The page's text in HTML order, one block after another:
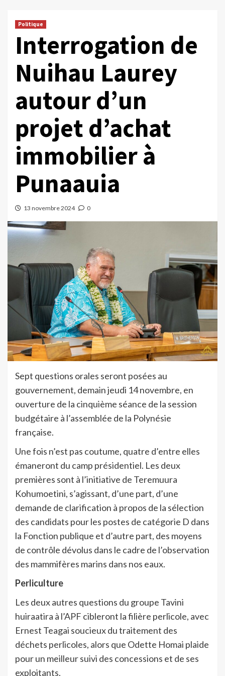
Politique
Interrogation de
Nuihau Laurey
autour d’un
projet d’achat
immobilier à
Punaauia
13 novembre 2024 0
Sept questions orales seront posées au
gouvernement, demain jeudi 14 novembre, en
ouverture de la cinquième séance de la session
budgétaire à l’assemblée de la Polynésie
française.
Une fois n’est pas coutume, quatre d’entre elles
émaneront du camp présidentiel. Les deux
premières sont à l’initiative de Teremuura
Kohumoetini, s’agissant, d’une part, d’une
demande de clarification à propos de la sélection
des candidats pour les postes de catégorie D dans
la Fonction publique et d’autre part, des moyens
de contrôle dévolus dans le cadre de l’observation
des mammifères marins dans nos eaux.
Perliculture
Les deux autres questions du groupe Tavini
huiraatira à l’APF cibleront la filière perlicole, avec
Ernest Teagai soucieux du traitement des
déchets perlicoles, alors que Odette Homai plaide
pour un meilleur suivi des concessions et de ses
exploitants.